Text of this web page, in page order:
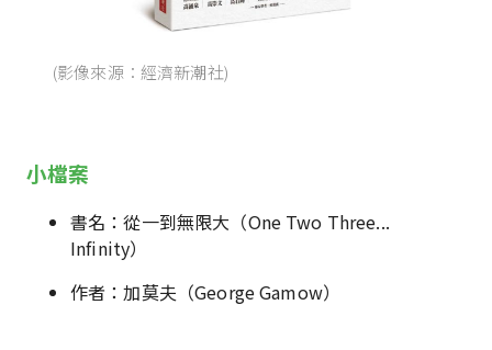
(影像來源：經濟新潮社)
小檔案
書名：從一到無限大（One Two Three...
Infinity）
作者：加莫夫（George Gamow）